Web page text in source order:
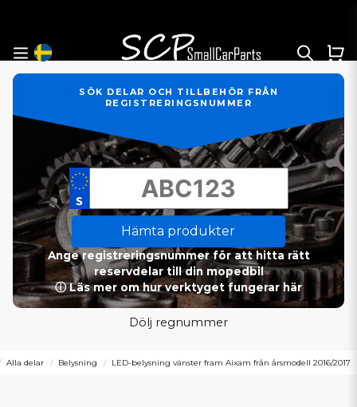
SÖK DELAR OCH TILLBEHÖR FRÅN
REGISTRERINGSNUMMER
Hämta produkter
Ange registreringsnummer för att hitta rätt
reservdelar till din mopedbil
ⓘ Läs mer om hur verktyget fungerar här
Dölj regnummer
Alla delar Belysning LED-belysning vänster fram Aixam från årsmodell 2016/2017